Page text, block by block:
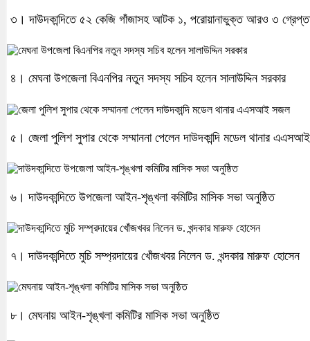
৩। দাউদকান্দিতে ৫২ কেজি গাঁজাসহ আটক ১, পরোয়ানাভুক্ত আরও ৩
৪। মেঘনা উপজেলা বিএনপির নতুন সদস্য সচিব হলেন সালাউদ্দিন সরকার
৫। জেলা পুলিশ সুপার থেকে সম্মাননা পেলেন দাউদকান্দি মডেল থানার
৬। দাউদকান্দিতে উপজেলা আইন-শৃঙ্খলা কমিটির মাসিক সভা অনুষ্ঠিত
৭। দাউদকান্দিতে মুচি সম্প্রদায়ের খোঁজখবর নিলেন ড. খন্দকার মারুফ হোসেন
৮। মেঘনায় আইন-শৃঙ্খলা কমিটির মাসিক সভা অনুষ্ঠিত